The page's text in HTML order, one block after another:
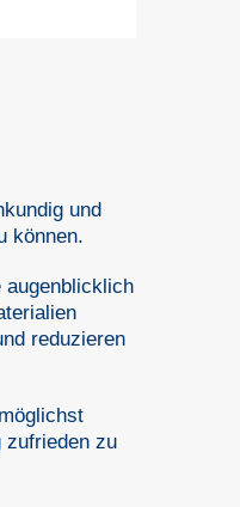
und
können.
augenblicklich
reduzieren
zufrieden zu